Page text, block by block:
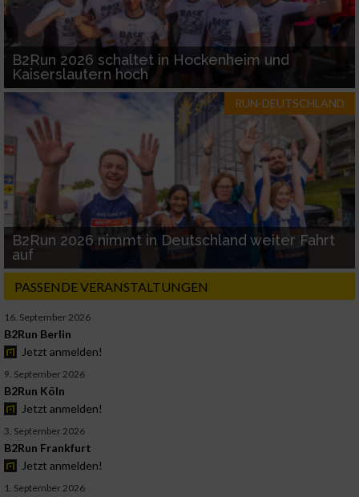
B2Run 2026 schaltet in Hockenheim und
Kaiserslautern hoch
RUN-DEUTSCHLAND
B2Run 2026 nimmt in Deutschland weiter Fahrt
auf
PASSENDE VERANSTALTUNGEN
16. September 2026
B2Run Berlin
Jetzt anmelden!
9. September 2026
B2Run Köln
Jetzt anmelden!
3. September 2026
B2Run Frankfurt
Jetzt anmelden!
1. September 2026